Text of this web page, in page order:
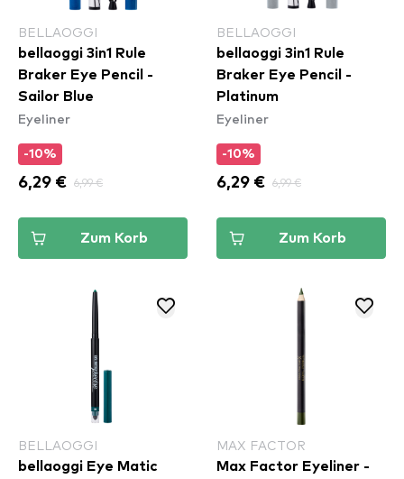
BELLAOGGI
bellaoggi 3in1 Rule
Braker Eye Pencil -
Sailor Blue
Eyeliner
-10%
6,29 € 6,99 €
Zum Korb
BELLAOGGI
bellaoggi 3in1 Rule
Braker Eye Pencil -
Platinum
Eyeliner
-10%
6,29 € 6,99 €
Zum Korb
BELLAOGGI
bellaoggi Eye Matic
MAX FACTOR
Max Factor Eyeliner -